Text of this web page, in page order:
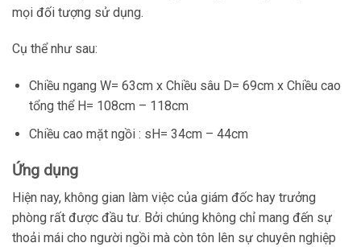
mọi đối tượng sử dụng.
Cụ thể như sau:
Chiều ngang W= 63cm x Chiều sâu D= 69cm x Chiều cao
tổng thể H= 108cm – 118cm
Chiều cao mặt ngồi : sH= 34cm – 44cm
Ứng dụng
Hiện nay, không gian làm việc của giám đốc hay trưởng
phòng rất được đầu tư. Bởi chúng không chỉ mang đến sự
thoải mái cho người ngồi mà còn tôn lên sự chuyên nghiệp